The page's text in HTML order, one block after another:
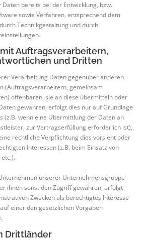
bereits bei der Entwicklung, bzw.
sowie Verfahren, entsprechend dem
Technikgestaltung und durch
Auftragsverarbeitern,
und Dritten
Verarbeitung Daten gegenüber anderen
(Auftragsverarbeitern, gemeinsam
offenbaren, sie an diese übermitteln oder
gewähren, erfolgt dies nur auf Grundlage
(z.B. wenn eine Übermittlung der Daten an
zur Vertragserfüllung erforderlich ist),
rechtliche Verpflichtung dies vorsieht oder
Interessen (z.B. beim Einsatz von
unserer Unternehmensgruppe
ihnen sonst den Zugriff gewähren, erfolgt
Zwecken als berechtigtes Interesse
einer den gesetzlichen Vorgaben
Drittländer